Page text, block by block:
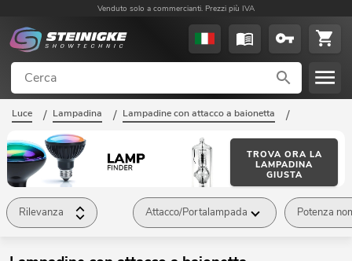
Venduto solo a commercianti. Prezzi più IVA
Luce / Lampadina / Lampadine con attacco a baionetta /
TROVA ORA LA
LAMPADINA
GIUSTA
Rilevanza Attacco/Portalampada Potenza